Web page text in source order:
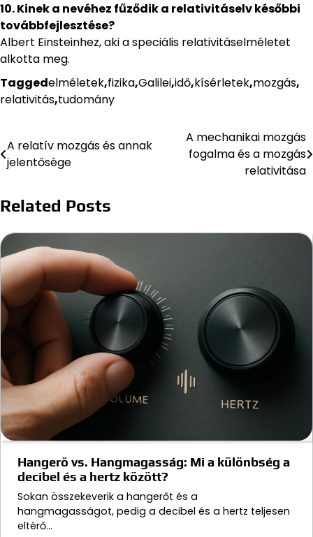
10. Kinek a nevéhez fűződik a relativitáselv későbbi
továbbfejlesztése?
Albert Einsteinhez, aki a speciális relativitáselméletet
alkotta meg.
Taggedelméletek,fizika,Galilei,idő,kísérletek,mozgás,
relativitás,tudomány
Bejegyzés
navigáció
A relatív mozgás és annak
jelentősége
A mechanikai mozgás
fogalma és a mozgás
relativitása
Related Posts
Hangerő vs. Hangmagasság: Mi a különbség a
decibel és a hertz között?
Sokan összekeverik a hangerőt és a
hangmagasságot, pedig a decibel és a hertz teljesen
eltérő…